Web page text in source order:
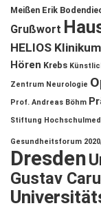
Meißen Erik
Grußwort
HELIOS
Hören Krebs
Zentrum Neurologie
Prof. Andreas Böhm
Stiftung
Gesundheitsforum
Dresden
Gustav